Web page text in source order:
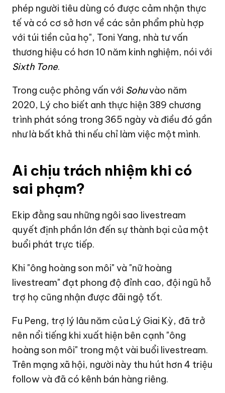
phép người tiêu dùng có được cảm nhận thực
tế và có cơ sở hơn về các sản phẩm phù hợp
với túi tiền của họ", Toni Yang, nhà tư vấn
thương hiệu có hơn 10 năm kinh nghiệm, nói với
Sixth Tone.
Trong cuộc phỏng vấn với Sohuvào năm
2020, Lý cho biết anh thực hiện 389 chương
trình phát sóng trong 365 ngày và điều đó gần
như là bất khả thi nếu chỉ làm việc một mình.
Ai chịu trách nhiệm khi có
sai phạm?
Ekip đằng sau những ngôi sao livestream
quyết định phần lớn đến sự thành bại của một
buổi phát trực tiếp.
Khi "ông hoàng son môi" và "nữ hoàng
livestream" đạt phong độ đỉnh cao, đội ngũ hỗ
trợ họ cũng nhận được đãi ngộ tốt.
Fu Peng, trợ lý lâu năm của Lý Giai Kỳ, đã trở
nên nổi tiếng khi xuất hiện bên cạnh "ông
hoàng son môi" trong một vài buổi livestream.
Trên mạng xã hội, người này thu hút hơn 4 triệu
follow và đã có kênh bán hàng riêng.